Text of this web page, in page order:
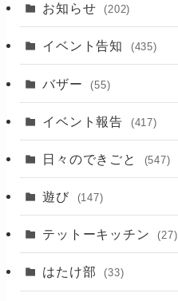
お知らせ (202)
イベント告知 (435)
バザー (55)
イベント報告 (417)
(2)
日々のできごと (547)
遊び (147)
テットーキッチン (27)
はたけ部 (33)